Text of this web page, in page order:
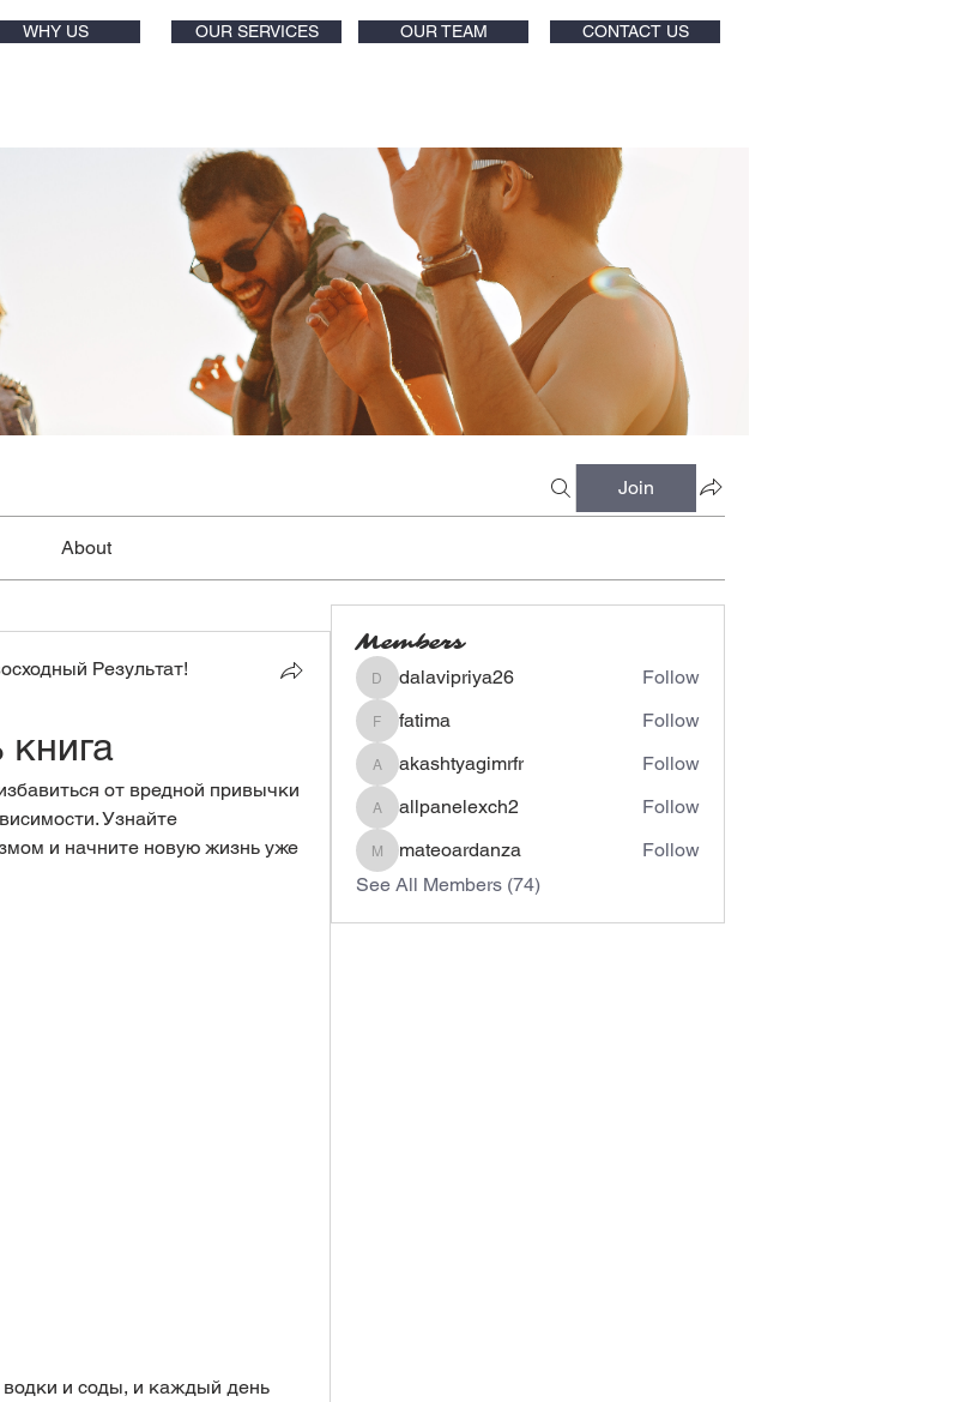
WHY US OUR SERVICES OUR TEAM CONTACT US
Join
About
Результат!
от вредной привычки
Узнайте
и начните новую жизнь уже
и соды, и каждый день
Members
dalavipriya26
dalavipriya26 Follow
fatima
fatima Follow
akashtyagimrfr
akashtyagimrfr Follow
allpanelexch2
allpanelexch2 Follow
mateoardanza
mateoardanza
Follow
See All Members (74)